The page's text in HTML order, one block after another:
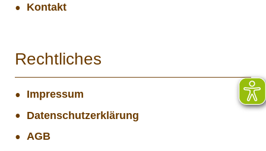
Kontakt
Rechtliches
Impressum
Datenschutzerklärung
AGB